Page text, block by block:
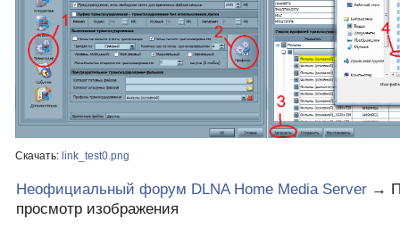
Скачать: link_test0.png
Неофициальный форум DLNA Home Media Server →
просмотр изображения